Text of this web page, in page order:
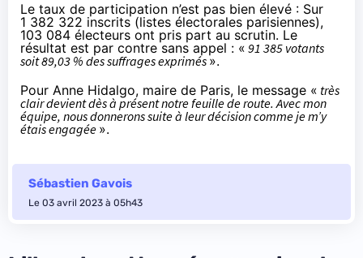
Le taux de participation n’est pas bien élevé : Sur
1 382 322 inscrits (listes électorales parisiennes),
103 084 électeurs ont pris part au scrutin. Le
résultat est par contre sans appel : « 91 385 votants
soit 89,03 % des suffrages exprimés».
Pour Anne Hidalgo, maire de Paris, le message « très
clair devient dès à présent notre feuille de route. Avec mon
équipe, nous donnerons suite à leur décision comme je m’y
étais engagée ».
Sébastien Gavois
Le 03 avril 2023 à 05h43